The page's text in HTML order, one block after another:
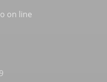
on line